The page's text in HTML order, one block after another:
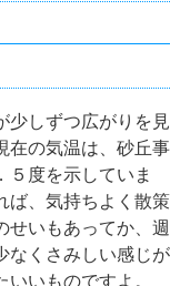
少しずつ広がりを見
在の気温は、砂丘事
５度を示していま
ば、気持ちよく散策
せいもあってか、週
なくさみしい感じが
いものですよ。